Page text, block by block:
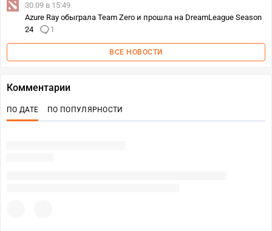
30.09 в 15:49
Azure Ray обыграла Team Zero и прошла на DreamLeague Season
24
1
ВСЕ НОВОСТИ
Комментарии
ПО ДАТЕ ПО ПОПУЛЯРНОСТИ